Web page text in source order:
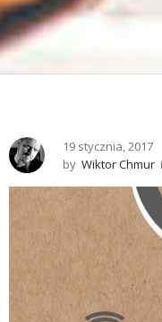
19 stycznia, 2017
by Wiktor Chmur